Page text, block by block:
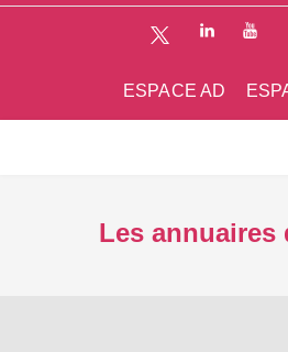
ESPACE AD
Les annuaires